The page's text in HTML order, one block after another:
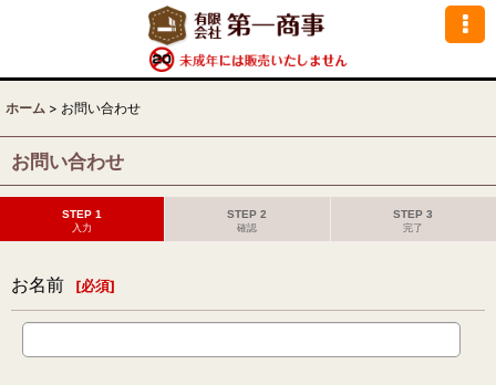
ホーム > お問い合わせ
お問い合わせ
STEP 1
入力
STEP 2
確認
STEP 3
完了
お名前 [必須]